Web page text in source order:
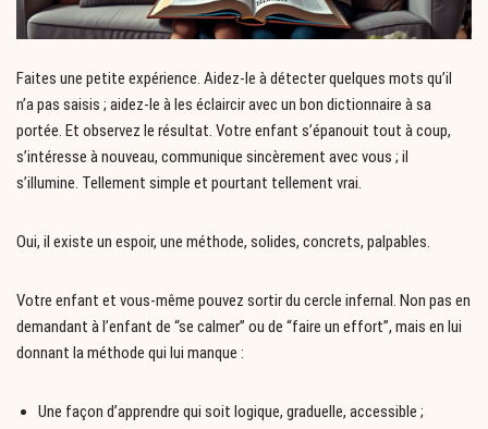
Faites une petite expérience. Aidez-le à détecter quelques mots qu’il
n’a pas saisis ; aidez-le à les éclaircir avec un bon dictionnaire à sa
portée. Et observez le résultat. Votre enfant s’épanouit tout à coup,
s’intéresse à nouveau, communique sincèrement avec vous ; il
s’illumine. Tellement simple et pourtant tellement vrai.
Oui, il existe un espoir, une méthode, solides, concrets, palpables.
Votre enfant et vous-même pouvez sortir du cercle infernal. Non pas en
demandant à l’enfant de “se calmer” ou de “faire un effort”, mais en lui
donnant la méthode qui lui manque :
Une façon d’apprendre qui soit logique, graduelle, accessible ;